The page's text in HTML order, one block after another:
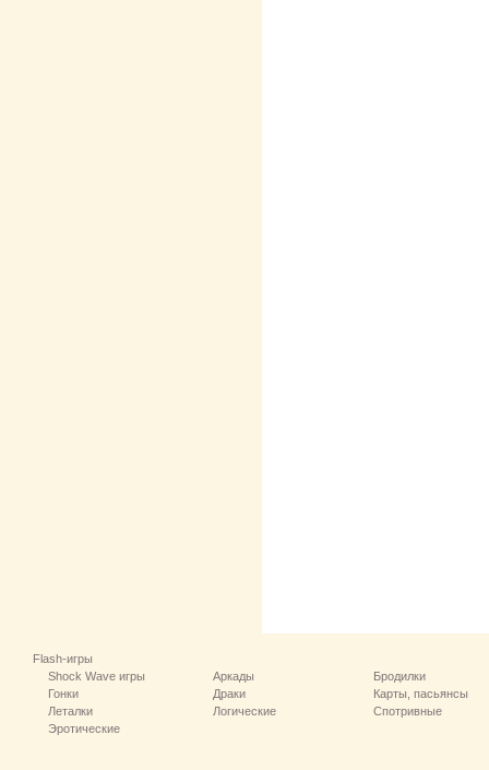
Flash-игры
Shock Wave игры
Аркады
Бродилки
Гонки
Драки
Карты, пасьянсы
Леталки
Логические
Спотривные
Эротические